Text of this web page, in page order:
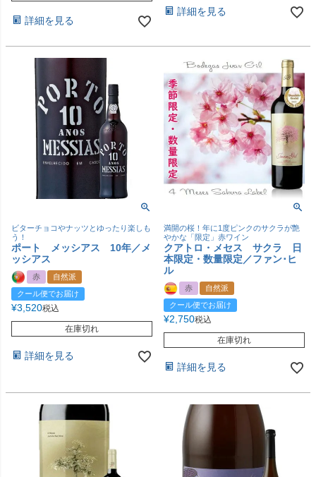
詳細を見る
詳細を見る
ビターチョコやナッツとゆったり楽しも
う！
ポート メッシアス 10年／メ
ッシアス
赤
自然派
クール便でお届け
¥3,520税込
在庫切れ
詳細を見る
満開の桜！年に1度ピンクのサクラが艶
やかな「限定」赤ワイン
クアトロ・メセス サクラ 日
本限定・数量限定／ファン･ヒ
ル
赤
自然派
クール便でお届け
¥2,750税込
在庫切れ
詳細を見る